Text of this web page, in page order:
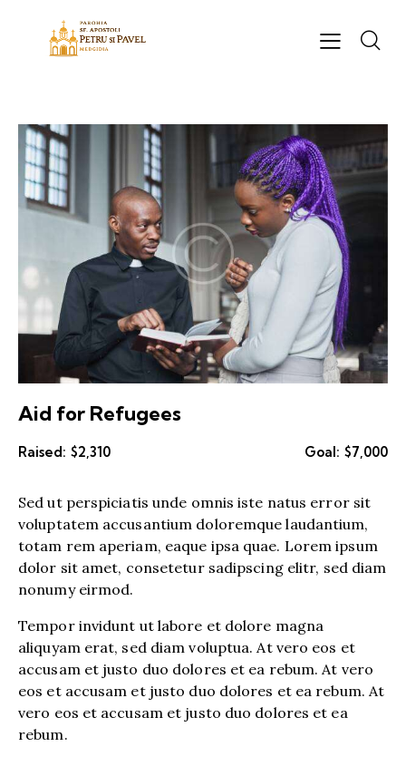
Aid for Refugees
Raised: $2,310 Goal: $7,000
Sed ut perspiciatis unde omnis iste natus error sit
voluptatem accusantium doloremque laudantium,
totam rem aperiam, eaque ipsa quae. Lorem ipsum
dolor sit amet, consetetur sadipscing elitr, sed diam
nonumy eirmod.
Tempor invidunt ut labore et dolore magna
aliquyam erat, sed diam voluptua. At vero eos et
accusam et justo duo dolores et ea rebum. At vero
eos et accusam et justo duo dolores et ea rebum. At
vero eos et accusam et justo duo dolores et ea
rebum.